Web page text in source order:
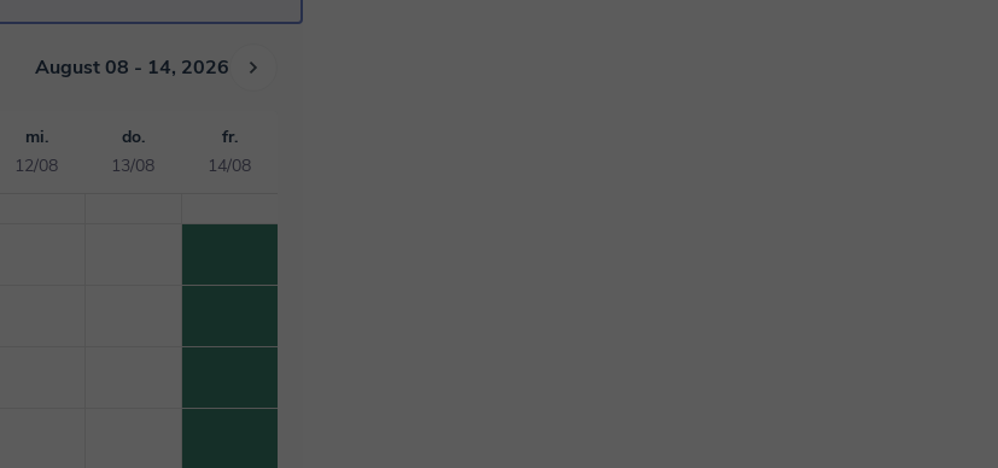
August 08 - 14, 2026
mi.
12/08
do.
13/08
fr.
14/08